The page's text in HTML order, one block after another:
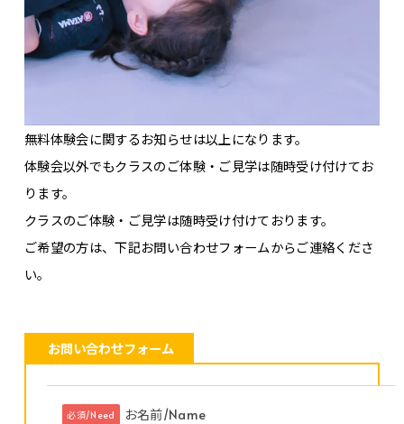
無料体験会に関するお知らせは以上になります。
体験会以外でもクラスのご体験・ご見学は随時受け付けてお
ります。
クラスのご体験・ご見学は随時受け付けております。
ご希望の方は、下記お問い合わせフォームからご連絡くださ
い。
お問い合わせフォーム
必須/Need お名前/Name